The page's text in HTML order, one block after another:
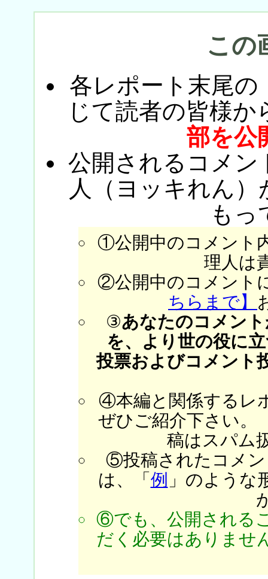
この
各レポート末尾の
じて読者の皆様か
部を公
公開されるコメン
人（ヨッキれん
もっ
①公開中のコメント
理人は
②公開中のコメント
ちらまで】
③あなたのコメン
を、より世の役に
投票およびコメント
④本編と関係するレ
ぜひご紹介下さい。
稿はスパム
⑤投稿されたコメン
は、「 例 」のような
⑥でも、公開される
だく必要はありませ